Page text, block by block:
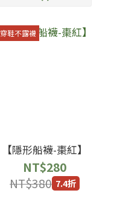
穿鞋不露襪
【隱形船襪-棗紅】
NT$280
NT$380 7.4折